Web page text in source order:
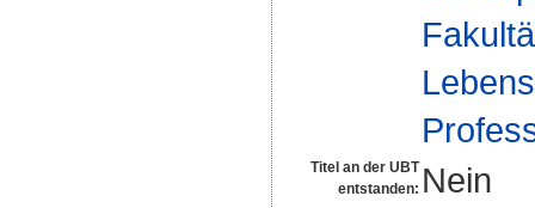
Titel an der UBT
entstanden: Nein